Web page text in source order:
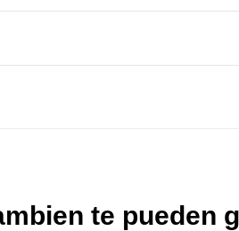
te pueden